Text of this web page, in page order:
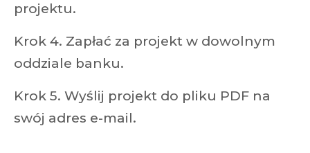
projektu.
Krok 4. Zapłać za projekt w dowolnym
oddziale banku.
Krok 5. Wyślij projekt do pliku PDF na
swój adres e-mail.